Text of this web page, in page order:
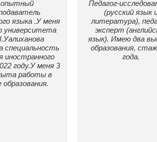
языка .У меня
университета
специальность
иностранного
году.У меня 3
работы в
Педагог-
(русский язык
литература),
эксперт
язык). Имею два
образования,
года.